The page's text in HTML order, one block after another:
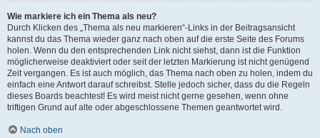
Wie markiere ich ein Thema als neu?
Durch Klicken des „Thema als neu markieren“-Links in der Beitragsansicht
kannst du das Thema wieder ganz nach oben auf die erste Seite des Forums
holen. Wenn du den entsprechenden Link nicht siehst, dann ist die Funktion
möglicherweise deaktiviert oder seit der letzten Markierung ist nicht genügend
Zeit vergangen. Es ist auch möglich, das Thema nach oben zu holen, indem du
einfach eine Antwort darauf schreibst. Stelle jedoch sicher, dass du die Regeln
dieses Boards beachtest! Es wird meist nicht gerne gesehen, wenn ohne
triftigen Grund auf alte oder abgeschlossene Themen geantwortet wird.
Nach oben